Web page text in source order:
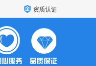
资质认证